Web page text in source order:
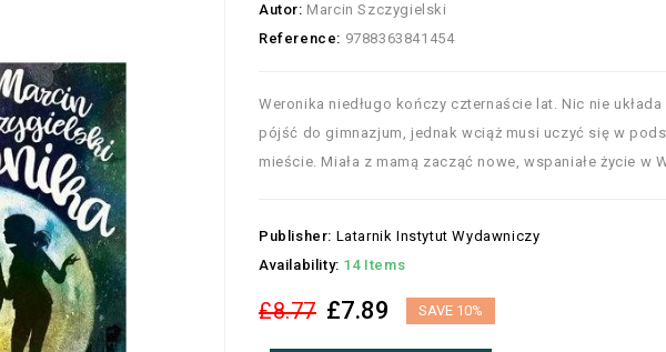
Autor: Marcin Szczygielski
Reference: 9788363841454
Weronika niedługo kończy czternaście lat. Nic nie
pójść do gimnazjum, jednak wciąż musi uczyć się w
mieście. Miała z mamą zacząć nowe, wspaniałe życie w
Publisher: Latarnik Instytut Wydawniczy
Availability: 14 Items
£8.77 £7.89 SAVE 10%